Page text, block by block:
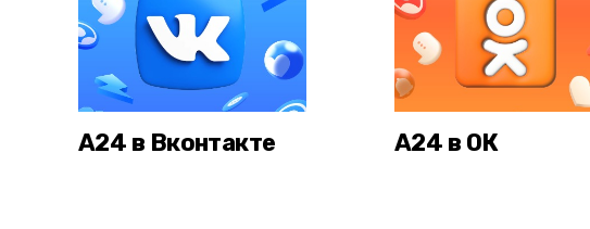
А24 в Вконтакте А24 в ОК